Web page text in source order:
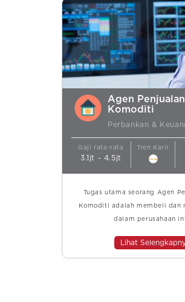
Agen
Komoditi
Perbankan &
Gaji rata-rata
3.1jt - 4.5jt
Tren Karir
Tugas utama seorang Agen
Komoditi adalah membeli dan
dalam perusahaan
Lihat